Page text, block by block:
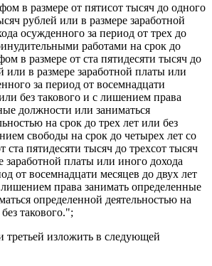
в размере от пятисот тысяч до одного
рублей или в размере заработной
осужденного за период от трех до
работами на срок до
в размере от ста пятидесяти тысяч до
или в размере заработной платы или
за период от восемнадцати
без такового и с лишением права
должности или заниматься
на срок до трех лет или без
свободы на срок до четырех лет со
ста пятидесяти тысяч до трехсот тысяч
заработной платы или иного дохода
от восемнадцати месяцев до двух лет
лишением права занимать определенные
определенной деятельностью на
такового.";
третьей изложить в следующей